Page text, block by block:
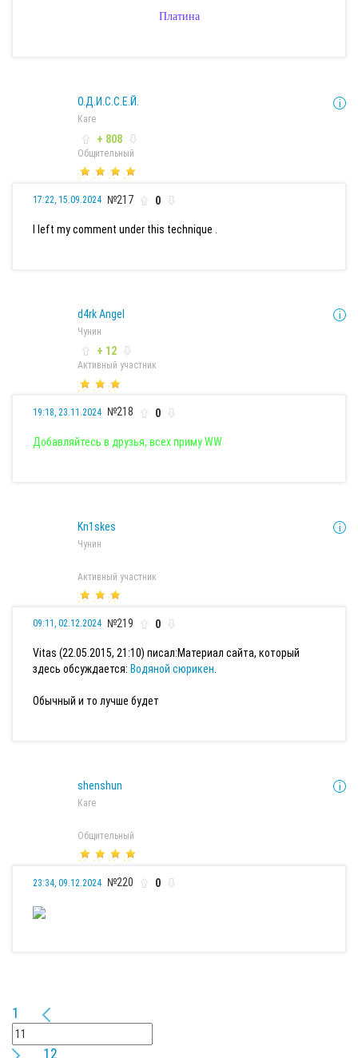
Платина
О.Д.И.С.С.Е.Й.
Каге
+ 808
Общительный
17:22, 15.09.2024 №217 0
I left my comment under this technique .
d4rk Angel
Чунин
+ 12
Активный участник
19:18, 23.11.2024 №218 0
Добавляйтесь в друзья, всех приму WW
Kn1skes
Чунин
Активный участник
09:11, 02.12.2024 №219 0
Vitas (22.05.2015, 21:10) писал:Материал сайта, который
здесь обсуждается: Водяной сюрикен
Обычный и то лучше будет
shenshun
Каге
Общительный
23:34, 09.12.2024 №220 0
1
12